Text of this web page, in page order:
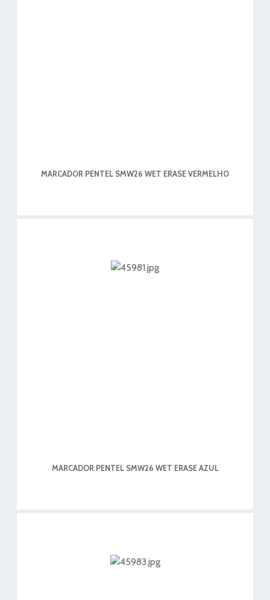
MARCADOR PENTEL SMW26 WET ERASE VERMELHO
MARCADOR PENTEL SMW26 WET ERASE AZUL